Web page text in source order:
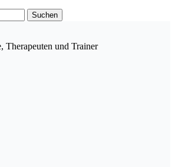
Therapeuten und Trainer